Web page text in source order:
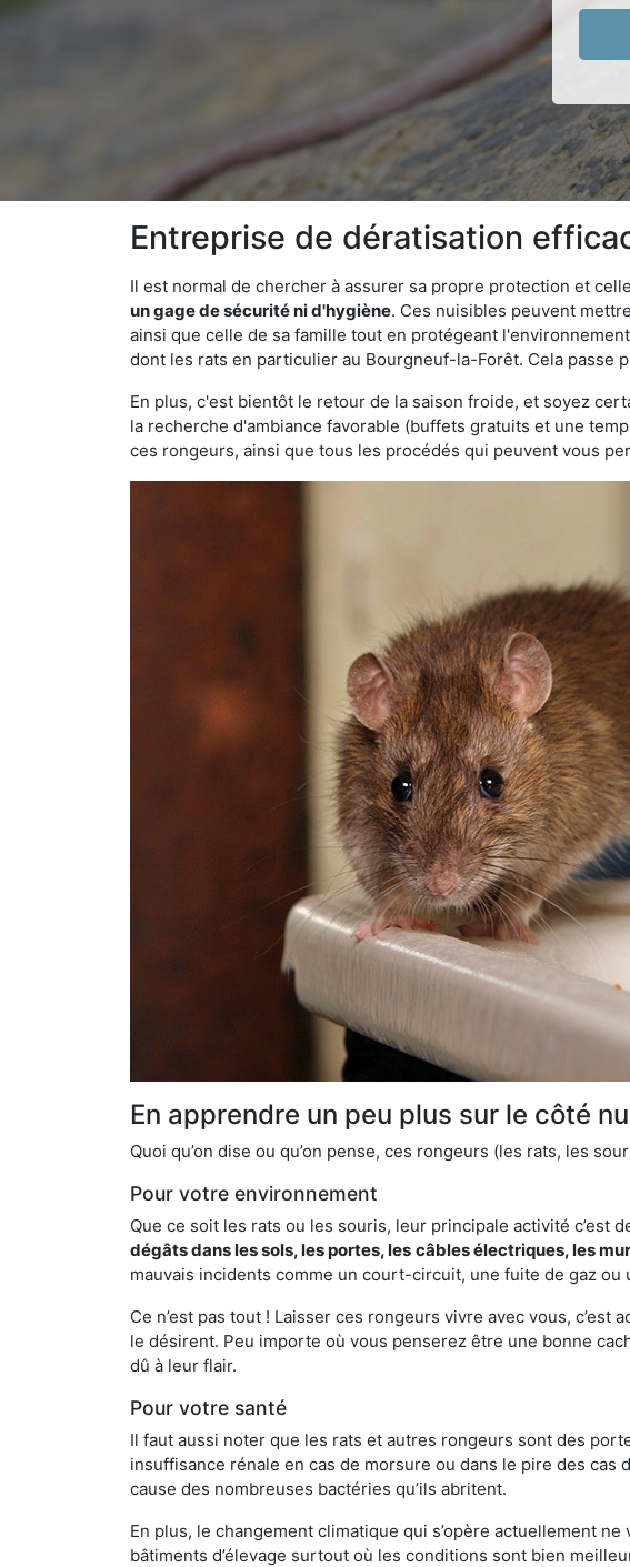
Entreprise de dératisation
Il est normal de chercher à assurer sa propre protection et
un gage de sécurité ni d'hygiène. Ces nuisibles peuvent
ainsi que celle de sa famille tout en protégeant
dont les rats en particulier au Bourgneuf-la-Forêt. Cela passe
En plus, c'est bientôt le retour de la saison froide, et soyez
la recherche d'ambiance favorable (buffets gratuits et une
ces rongeurs, ainsi que tous les procédés qui peuvent vous
En apprendre un peu plus sur le côté
Quoi qu’on dise ou qu’on pense, ces rongeurs (les rats, les
Pour votre environnement
Que ce soit les rats ou les souris, leur principale activité c’est
dégâts dans les sols, les portes, les câbles électriques, les
mauvais incidents comme un court-circuit, une fuite de gaz
Ce n’est pas tout ! Laisser ces rongeurs vivre avec vous,
le désirent. Peu importe où vous penserez être une bonne
dû à leur flair.
Pour votre santé
Il faut aussi noter que les rats et autres rongeurs sont des
insuffisance rénale en cas de morsure ou dans le pire des
cause des nombreuses bactéries qu’ils abritent.
En plus, le changement climatique qui s’opère actuellement
bâtiments d’élevage surtout où les conditions sont bien